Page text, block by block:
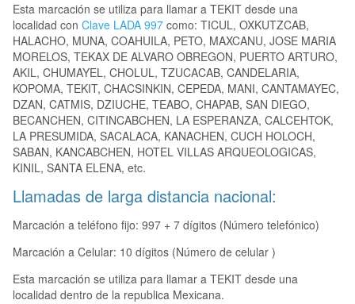
Esta marcación se utiliza para llamar a TEKIT desde una
localidad con Clave LADA 997 como: TICUL, OXKUTZCAB,
HALACHO, MUNA, COAHUILA, PETO, MAXCANU, JOSE MARIA
MORELOS, TEKAX DE ALVARO OBREGON, PUERTO ARTURO,
AKIL, CHUMAYEL, CHOLUL, TZUCACAB, CANDELARIA,
KOPOMA, TEKIT, CHACSINKIN, CEPEDA, MANI, CANTAMAYEC,
DZAN, CATMIS, DZIUCHE, TEABO, CHAPAB, SAN DIEGO,
BECANCHEN, CITINCABCHEN, LA ESPERANZA, CALCEHTOK,
LA PRESUMIDA, SACALACA, KANACHEN, CUCH HOLOCH,
SABAN, KANCABCHEN, HOTEL VILLAS ARQUEOLOGICAS,
KINIL, SANTA ELENA, etc.
Llamadas de larga distancia nacional:
Marcación a teléfono fijo: 997 + 7 dígitos (Número telefónico)
Marcación a Celular: 10 dígitos (Número de celular )
Esta marcación se utiliza para llamar a TEKIT desde una
localidad dentro de la republica Mexicana.